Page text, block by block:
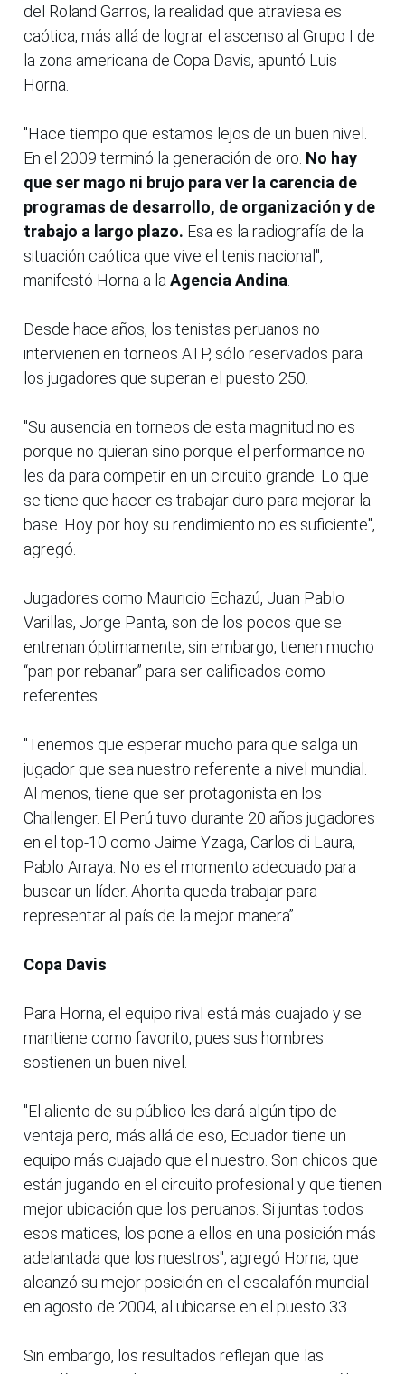
del Roland Garros, la realidad que atraviesa es
caótica, más allá de lograr el ascenso al Grupo I de
la zona americana de Copa Davis, apuntó Luis
Horna.
"Hace tiempo que estamos lejos de un buen nivel.
En el 2009 terminó la generación de oro. No hay
que ser mago ni brujo para ver la carencia de
programas de desarrollo, de organización y de
trabajo a largo plazo. Esa es la radiografía de la
situación caótica que vive el tenis nacional",
manifestó Horna a la Agencia Andina
Desde hace años, los tenistas peruanos no
intervienen en torneos ATP, sólo reservados para
los jugadores que superan el puesto 250.
"Su ausencia en torneos de esta magnitud no es
porque no quieran sino porque el performance no
les da para competir en un circuito grande. Lo que
se tiene que hacer es trabajar duro para mejorar la
base. Hoy por hoy su rendimiento no es suficiente",
agregó.
Jugadores como Mauricio Echazú, Juan Pablo
Varillas, Jorge Panta, son de los pocos que se
entrenan óptimamente; sin embargo, tienen mucho
“pan por rebanar” para ser calificados como
referentes.
"Tenemos que esperar mucho para que salga un
jugador que sea nuestro referente a nivel mundial.
Al menos, tiene que ser protagonista en los
Challenger. El Perú tuvo durante 20 años jugadores
en el top-10 como Jaime Yzaga, Carlos di Laura,
Pablo Arraya. No es el momento adecuado para
buscar un líder. Ahorita queda trabajar para
representar al país de la mejor manera”.
Copa Davis
Para Horna, el equipo rival está más cuajado y se
mantiene como favorito, pues sus hombres
sostienen un buen nivel.
"El aliento de su público les dará algún tipo de
ventaja pero, más allá de eso, Ecuador tiene un
equipo más cuajado que el nuestro. Son chicos que
están jugando en el circuito profesional y que tienen
mejor ubicación que los peruanos. Si juntas todos
esos matices, los pone a ellos en una posición más
adelantada que los nuestros", agregó Horna, que
alcanzó su mejor posición en el escalafón mundial
en agosto de 2004, al ubicarse en el puesto 33.
Sin embargo, los resultados reflejan que las